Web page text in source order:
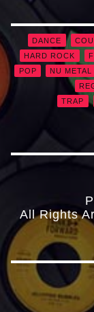
DANCE
HARD ROCK
NU METAL
POP
TRAP
All Rights